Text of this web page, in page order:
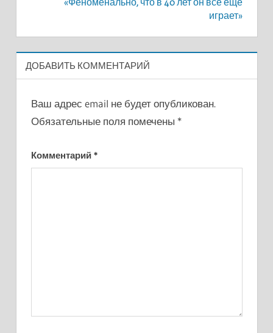
«Феноменально, что в 40 лет он все еще
играет»
ДОБАВИТЬ КОММЕНТАРИЙ
Ваш адрес email не будет опубликован.
Обязательные поля помечены *
Комментарий *